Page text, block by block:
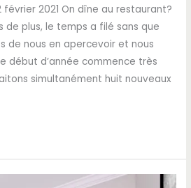
février 2021 On dîne au restaurant?
de plus, le temps a filé sans que
de nous en apercevoir et nous
début d’année commence très
simultanément huit nouveaux